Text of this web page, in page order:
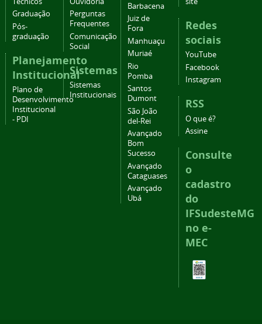
Graduação
Pós-
graduação
Planejamento
Institucional
Plano de
Desenvolvimento
Institucional
- PDI
Perguntas
Frequentes
Comunicação
Social
Sistemas
Sistemas
Institucionais
Barbacena
Juiz de
Fora
Manhuaçu
Muriaé
Rio
Pomba
Santos
Dumont
São João
del-Rei
Avançado
Bom
Sucesso
Avançado
Cataguases
Avançado
Ubá
Redes
sociais
YouTube
Facebook
Instagram
RSS
O que é?
Assine
Consulte
o
cadastro
do
IFSudesteMG
no e-
MEC